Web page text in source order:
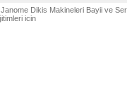
Dikis Makineleri Bayii ve
icin